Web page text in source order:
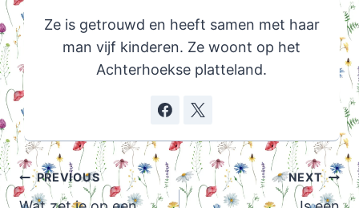
Ze is getrouwd en heeft samen met haar
man vijf kinderen. Ze woont op het
Achterhoekse platteland.
Post
PREVIOUS NEXT